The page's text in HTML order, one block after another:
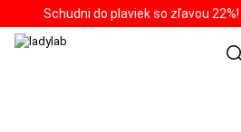
Schudni do plaviek so zľavou 22%!